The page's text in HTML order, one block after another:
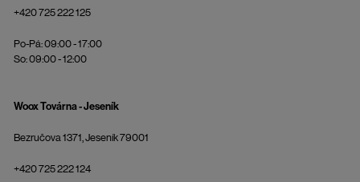
+420 725 222 125
Po-Pá: 09:00 - 17:00
So: 09:00 - 12:00
Woox Továrna - Jeseník
Bezručova 1371, Jeseník 79001
+420 725 222 124